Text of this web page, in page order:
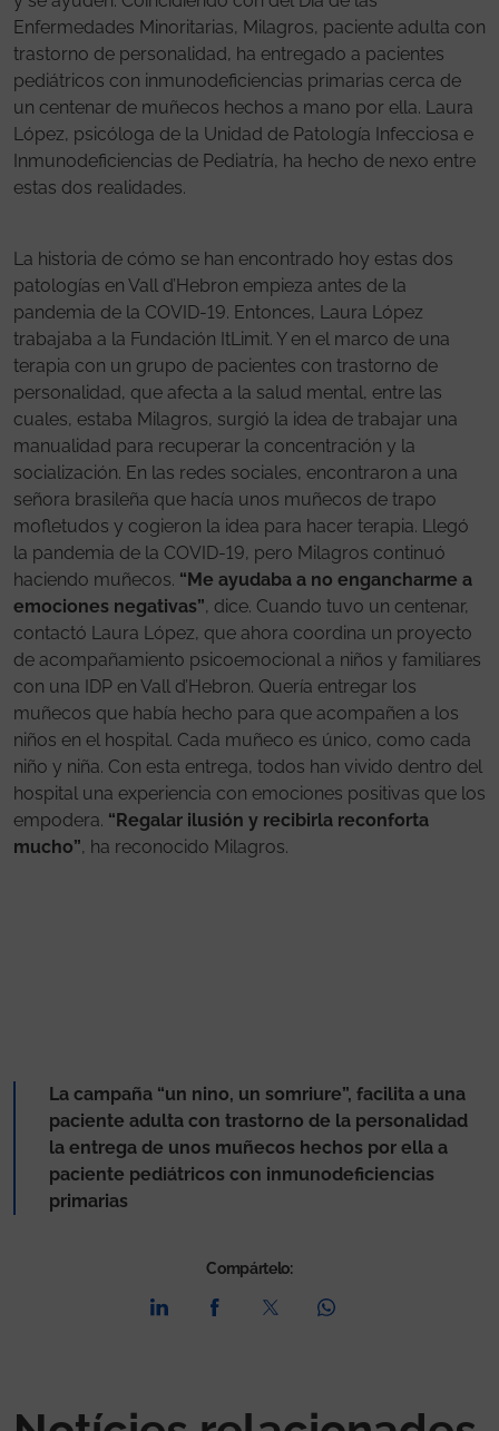
Enfermedades Minoritarias, Milagros, paciente adulta con
trastorno de personalidad, ha entregado a pacientes
pediátricos con inmunodeficiencias primarias cerca de
un centenar de muñecos hechos a mano por ella. Laura
López, psicóloga de la Unidad de Patología Infecciosa e
Inmunodeficiencias de Pediatría, ha hecho de nexo entre
estas dos realidades.
La historia de cómo se han encontrado hoy estas dos
patologías en Vall d’Hebron empieza antes de la
pandemia de la COVID-19. Entonces, Laura López
trabajaba a la Fundación ItLimit. Y en el marco de una
terapia con un grupo de pacientes con trastorno de
personalidad, que afecta a la salud mental, entre las
cuales, estaba Milagros, surgió la idea de trabajar una
manualidad para recuperar la concentración y la
socialización. En las redes sociales, encontraron a una
señora brasileña que hacía unos muñecos de trapo
mofletudos y cogieron la idea para hacer terapia. Llegó
la pandemia de la COVID-19, pero Milagros continuó
haciendo muñecos. “Me ayudaba a no engancharme a
emociones negativas”, dice. Cuando tuvo un centenar,
contactó Laura López, que ahora coordina un proyecto
de acompañamiento psicoemocional a niños y familiares
con una IDP en Vall d’Hebron. Quería entregar los
muñecos que había hecho para que acompañen a los
niños en el hospital. Cada muñeco es único, como cada
niño y niña. Con esta entrega, todos han vivido dentro del
hospital una experiencia con emociones positivas que los
empodera. “Regalar ilusión y recibirla reconforta
mucho”, ha reconocido Milagros.
La campaña “un nino, un somriure”, facilita a una
paciente adulta con trastorno de la personalidad
la entrega de unos muñecos hechos por ella a
paciente pediátricos con inmunodeficiencias
primarias
Compártelo: